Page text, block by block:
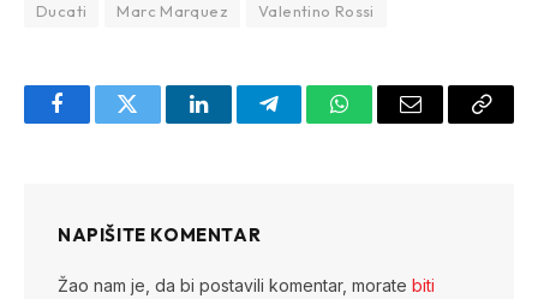
Ducati Marc Marquez Valentino Rossi
FacebookTwitter LinkedInTelegramWhatsAppEmail
Copy
NAPIŠITE KOMENTAR
Žao nam je, da bi postavili komentar, morate biti